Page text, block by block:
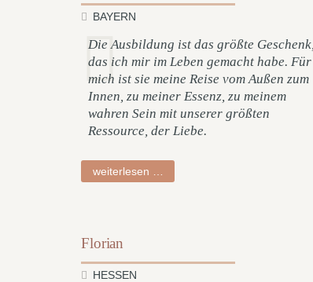
BAYERN
Die Ausbildung ist das größte Geschenk,
das ich mir im Leben gemacht habe. Für
mich ist sie meine Reise vom Außen zum
Innen, zu meiner Essenz, zu meinem
wahren Sein mit unserer größten
Ressource, der Liebe.
weiterlesen …
Florian
HESSEN